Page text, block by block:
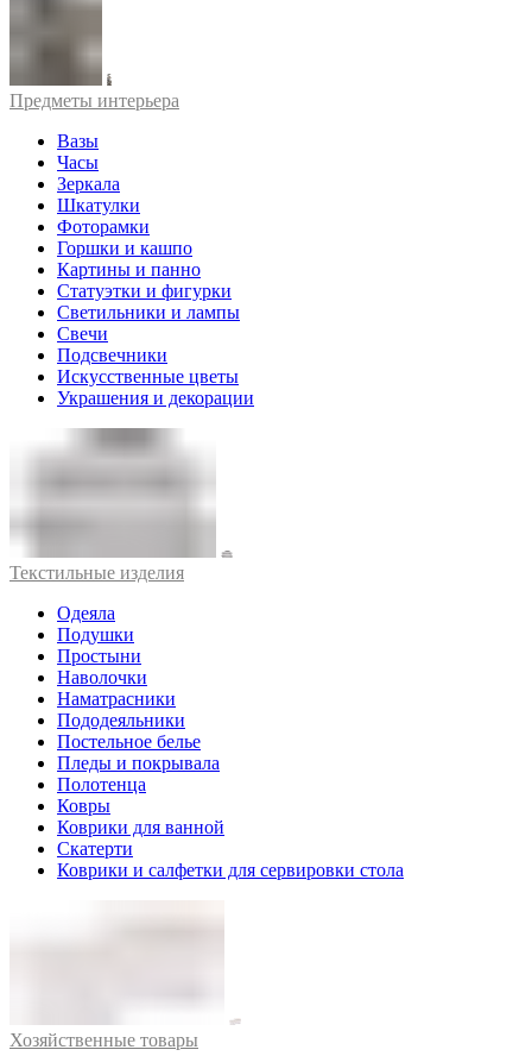
Предметы интерьера
Вазы
Часы
Зеркала
Шкатулки
Фоторамки
Горшки и кашпо
Картины и панно
Статуэтки и фигурки
Светильники и лампы
Свечи
Подсвечники
Искусственные цветы
Украшения и декорации
Текстильные изделия
Одеяла
Подушки
Простыни
Наволочки
Наматрасники
Пододеяльники
Постельное белье
Пледы и покрывала
Полотенца
Ковры
Коврики для ванной
Скатерти
Коврики и салфетки для сервировки стола
Хозяйственные товары